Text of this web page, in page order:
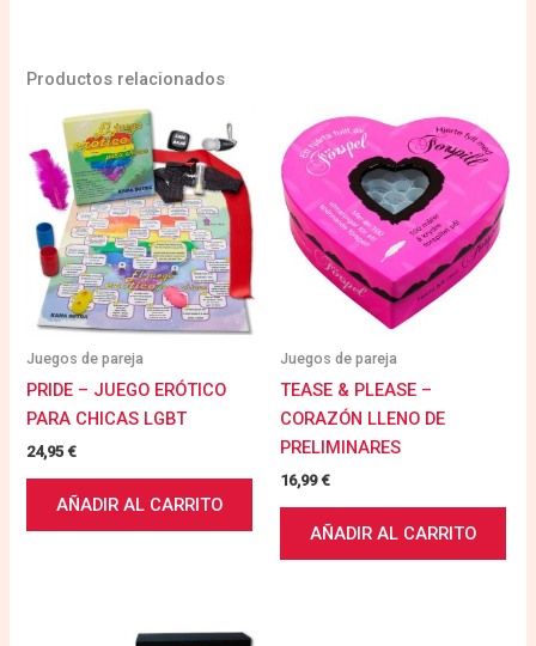
Productos relacionados
Juegos de pareja
PRIDE – JUEGO ERÓTICO
PARA CHICAS LGBT
24,95€
AÑADIR AL CARRITO
Juegos de pareja
TEASE & PLEASE –
CORAZÓN LLENO DE
PRELIMINARES
16,99€
AÑADIR AL CARRITO